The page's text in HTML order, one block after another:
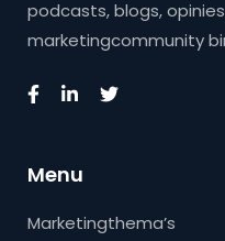
podcasts, blogs,
marketingcommunity
Menu
Marketingthema’s